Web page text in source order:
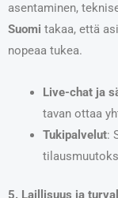
asentaminen,
Suomi takaa, että
nopeaa tukea.
Live-chat ja
tavan ottaa
Tukipalvelut:
5. Laillisuus ja